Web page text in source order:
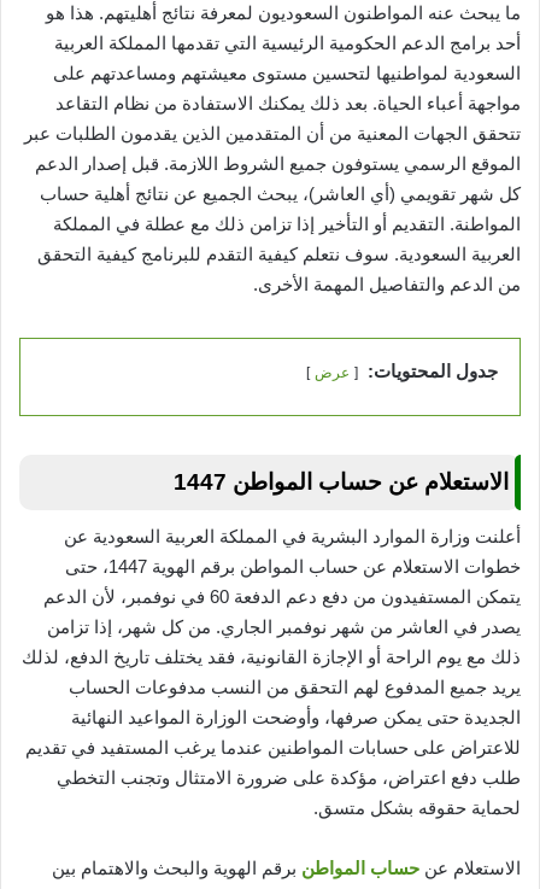
ما يبحث عنه المواطنون السعوديون لمعرفة نتائج أهليتهم. هذا هو
أحد برامج الدعم الحكومية الرئيسية التي تقدمها المملكة العربية
السعودية لمواطنيها لتحسين مستوى معيشتهم ومساعدتهم على
مواجهة أعباء الحياة. بعد ذلك يمكنك الاستفادة من نظام التقاعد
تتحقق الجهات المعنية من أن المتقدمين الذين يقدمون الطلبات عبر
الموقع الرسمي يستوفون جميع الشروط اللازمة. قبل إصدار الدعم
كل شهر تقويمي (أي العاشر)، يبحث الجميع عن نتائج أهلية حساب
المواطنة. التقديم أو التأخير إذا تزامن ذلك مع عطلة في المملكة
العربية السعودية. سوف نتعلم كيفية التقدم للبرنامج كيفية التحقق
من الدعم والتفاصيل المهمة الأخرى.
جدول المحتويات: عرض
الاستعلام عن حساب المواطن 1447
أعلنت وزارة الموارد البشرية في المملكة العربية السعودية عن
خطوات الاستعلام عن حساب المواطن برقم الهوية 1447، حتى
يتمكن المستفيدون من دفع دعم الدفعة 60 في نوفمبر، لأن الدعم
يصدر في العاشر من شهر نوفمبر الجاري. من كل شهر، إذا تزامن
ذلك مع يوم الراحة أو الإجازة القانونية، فقد يختلف تاريخ الدفع، لذلك
يريد جميع المدفوع لهم التحقق من النسب مدفوعات الحساب
الجديدة حتى يمكن صرفها، وأوضحت الوزارة المواعيد النهائية
للاعتراض على حسابات المواطنين عندما يرغب المستفيد في تقديم
طلب دفع اعتراض، مؤكدة على ضرورة الامتثال وتجنب التخطي
لحماية حقوقه بشكل متسق.
الاستعلام عن حساب المواطن برقم الهوية والبحث والاهتمام بين